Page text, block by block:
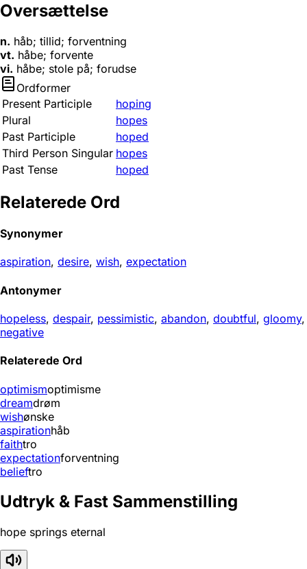
Oversættelse
n. håb; tillid; forventning
vt. håbe; forvente
vi. håbe; stole på; forudse
Ordformer
Present Participle
hoping
Plural
hopes
Past Participle
hoped
Third Person Singular hopes
Past Tense
hoped
Relaterede Ord
Synonymer
aspiration, desire, wish, expectation
Antonymer
hopeless, despair, pessimistic, abandon, doubtful, gloomy,
negative
Relaterede Ord
optimismoptimisme
dreamdrøm
wishønske
aspirationhåb
faithtro
expectationforventning
belieftro
Udtryk & Fast Sammenstilling
hope springs eternal